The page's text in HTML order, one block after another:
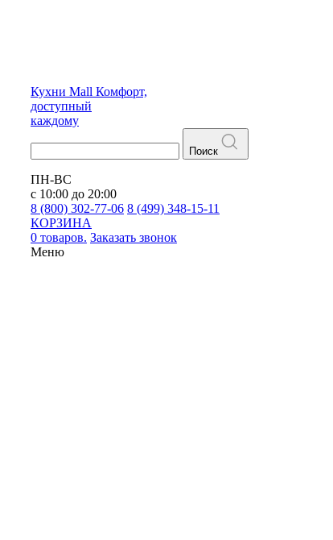
Кухни Mall Комфорт,
доступный
каждому
Поиск
ПН-ВС
с 10:00 до 20:00
8 (800) 302-77-06 8 (499) 348-15-11
КОРЗИНА
0 товаров. Заказать звонок
Меню